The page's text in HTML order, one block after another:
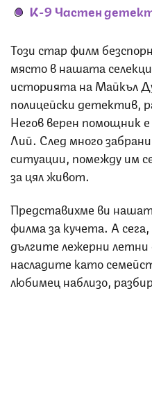
К-9 Частен
Този стар филм
място в нашата
историята на Майкъл
полицейски детектив,
Негов верен помощник
Лий. След много
ситуации, помежду им
за цял живот.
Представихме ви
филма за кучета. А
дългите лежерни летни
насладите като
любимец наблизо,